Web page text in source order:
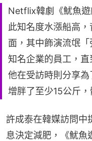
Netflix韓劇《魷魚
此知名度水漲船高
面，其中飾演流氓
知名企業的員工，
他在受訪時則分享為
增胖了至少15公斤
許成泰在韓媒訪問中
息決定減肥，《魷魚